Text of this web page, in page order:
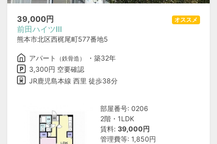
39,000円
前田ハイツⅢ
熊本市北区西梶尾町577番地5
オススメ
アパート （鉄骨造）
・築32年
3,300円 空要確認
JR鹿児島本線 西里 徒歩38分
部屋番号: 0206
2階・1LDK
賃料: 39,000円
管理費等: 1,850円